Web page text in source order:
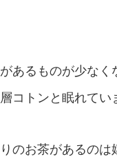
あるものが少なく
コトンと眠れてい
のお茶があるのは